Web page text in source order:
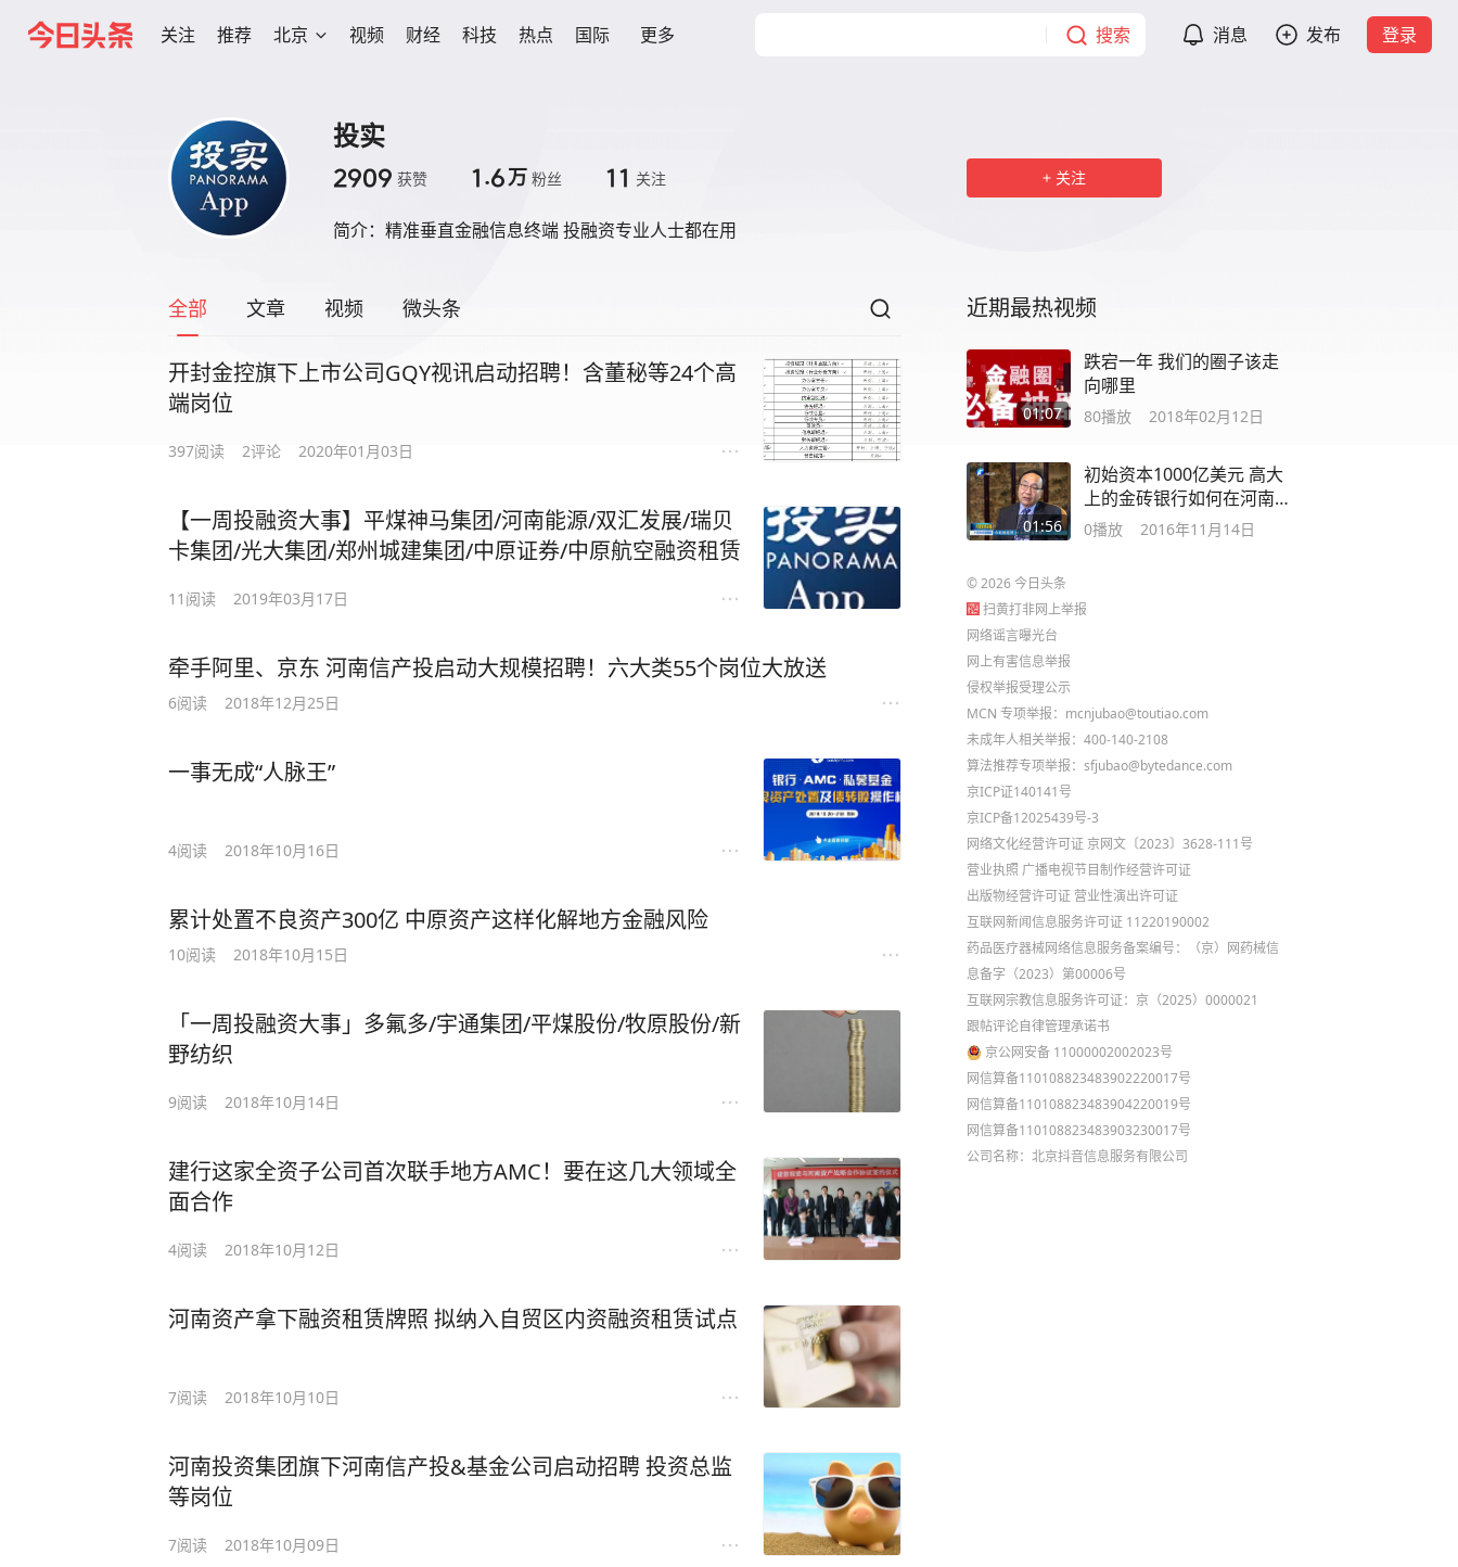
关注 推荐 北京 视频 财经 科技 热点 国际 更多 搜索 消息 发布 登录
投实
2909 获赞 1.6万 粉丝 11 关注
简介： 精准垂直金融信息终端 投融资专业人士都在用
关注
全部 文章 视频 微头条
开封金控旗下上市公司GQY视讯启动招聘！含董秘等24个高
端岗位
397阅读 2评论 2020年01月03日
【一周投融资大事】平煤神马集团/河南能源/双汇发展/瑞贝
卡集团/光大集团/郑州城建集团/中原证券/中原航空融资租赁
11 阅读 2019年03月17日
牵手阿里、京东 河南信产投启动大规模招聘！六大类55个岗位大放送
6阅读 2018年12月25日
一事无成“人脉王”
4阅读 2018年10月16日
累计处置不良资产300亿 中原资产这样化解地方金融风险
10阅读 2018年10月15日
「一周投融资大事」多氟多/宇通集团/平煤股份/牧原股份/新
野纺织
9阅读 2018年10月14日
建行这家全资子公司首次联手地方AMC！要在这几大领域全
面合作
4阅读 2018年10月12日
河南资产拿下融资租赁牌照 拟纳入自贸区内资融资租赁试点
7阅读 2018年10月10日
河南投资集团旗下河南信产投&基金公司启动招聘 投资总监
等岗位
7阅读 2018年10月09日
近期最热视频
01:07
跌宕一年 我们的圈子该走
向哪里
80播放 2018年02月12日
01:56
初始资本1000亿美元 高大
上的金砖银行如何在河南
选项目
0播放 2016年11月14日
©2026今日头条
扫黄打非网上举报
网络谣言曝光台
网上有害信息举报
侵权举报受理公示
MCN 专项举报：mcnjubao@toutiao.com
未成年人相关举报：400-140-2108
算法推荐专项举报：sfjubao@bytedance.com
京ICP证140141号
京ICP备12025439号-3
网络文化经营许可证 京网文〔2023〕3628-111号
营业执照 广播电视节目制作经营许可证
出版物经营许可证 营业性演出许可证
互联网新闻信息服务许可证 11220190002
药品医疗器械网络信息服务备案编号：（京）网药械信
息备字（2023）第00006号
互联网宗教信息服务许可证：京（2025）0000021
跟帖评论自律管理承诺书
京公网安备 11000002002023号
网信算备110108823483902220017号
网信算备110108823483904220019号
网信算备110108823483903230017号
公司名称：北京抖音信息服务有限公司